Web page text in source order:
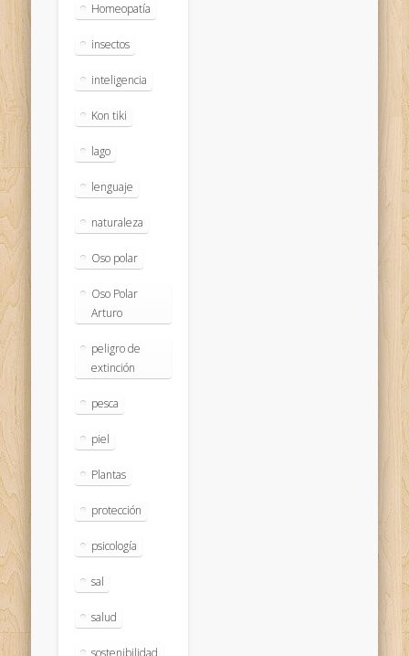
Homeopatía
insectos
inteligencia
Kon tiki
lago
lenguaje
naturaleza
Oso polar
Oso Polar
Arturo
peligro de
extinción
pesca
piel
Plantas
protección
psicología
sal
salud